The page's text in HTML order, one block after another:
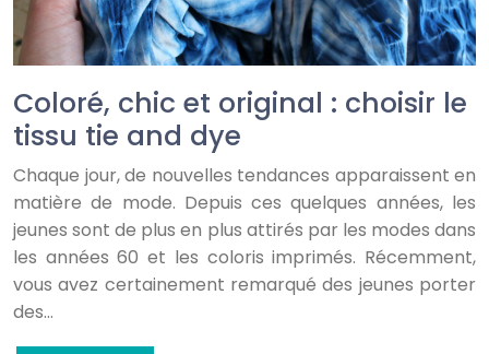
Coloré, chic et original : choisir le
tissu tie and dye
Chaque jour, de nouvelles tendances apparaissent en
matière de mode. Depuis ces quelques années, les
jeunes sont de plus en plus attirés par les modes dans
les années 60 et les coloris imprimés. Récemment,
vous avez certainement remarqué des jeunes porter
des…